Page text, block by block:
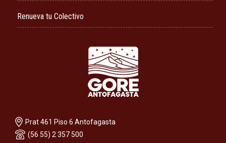
Renueva tu Colectivo
Prat 461 Piso 6 Antofagasta
(56 55) 2 357 500